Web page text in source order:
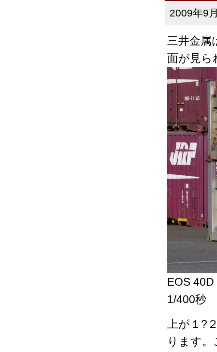
2009年9
三井金属
面が見ら
EOS
1/400秒
上が１?
ります